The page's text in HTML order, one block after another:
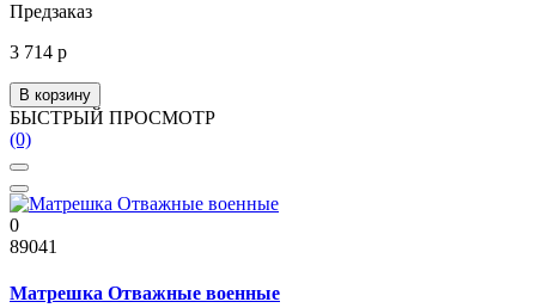
Предзаказ
3 714 р
В корзину
БЫСТРЫЙ ПРОСМОТР
(0)
0
89041
Матрешка Отважные военные